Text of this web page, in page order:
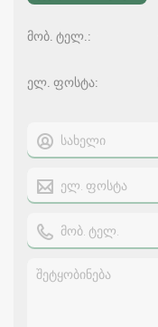
მობ. ტელ.
ელ. ფოსტა